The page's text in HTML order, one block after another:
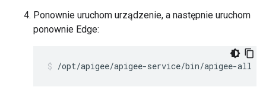
Ponownie uruchom urządzenie, a następnie uruchom
ponownie Edge:
/opt/apigee/apigee-service/bin/apigee-all